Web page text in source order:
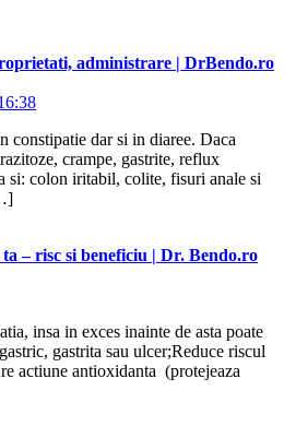
administrare | DrBendo.ro
dar si in diaree. Daca
crampe, gastrite, reflux
si: colon iritabil, colite, fisuri anale si
ta – risc si beneficiu | Dr. Bendo.ro
insa in exces inainte de asta poate
gastrita sau ulcer;Reduce riscul
actiune antioxidanta (protejeaza